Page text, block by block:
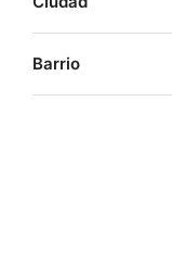
Barrio